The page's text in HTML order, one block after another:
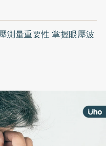
測量重要性 掌握眼壓波